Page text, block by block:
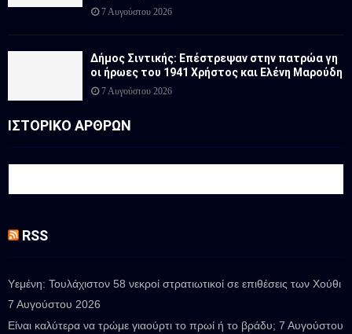
7 Αυγούστου 2026
Δήμος Σιντικής: Επέστρεψαν στην πατρώα γη
οι ήρωες του 1941 Χρήστος και Ελένη Μαρούδη
7 Αυγούστου 2026
ΙΣΤΟΡΙΚΟ ΑΡΘΡΩΝ
RSS
Υεμένη: Τουλάχιστον 58 νεκροί στρατιωτικοί σε επιθέσεις των Χούθι
7 Αυγούστου 2026
Είναι καλύτερα να τρώμε γιαούρτι το πρωί ή το βράδυ; 7 Αυγούστου